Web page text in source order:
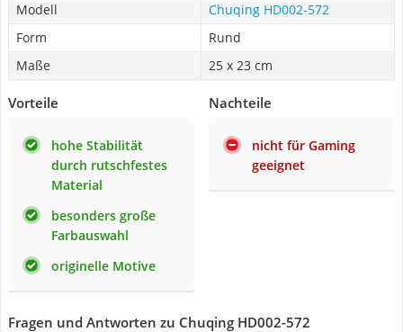
Modell
Chuqing HD002-572
Form
Rund
Maße
25 x 23 cm
Vorteile
hohe Stabilität
durch rutschfestes
Material
besonders große
Farbauswahl
originelle Motive
Nachteile
nicht für Gaming
geeignet
Fragen und Antworten zu Chuqing HD002-572